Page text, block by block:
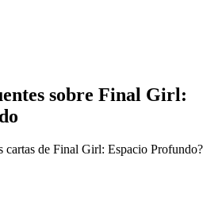
sobre Final Girl:
cartas de Final Girl: Espacio Profundo?